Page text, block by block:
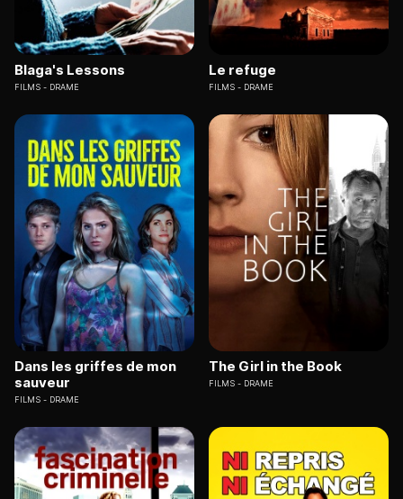
Blaga's Lessons
FILMS DRAME
Le refuge
FILMS DRAME
Dans les griffes de mon
sauveur
FILMS DRAME
The Girl in the Book
FILMS DRAME